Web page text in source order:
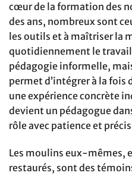
cœur de la formation des
des ans, nombreux sont
les outils et à maîtriser la
quotidiennement le travail
pédagogie informelle,
permet d’intégrer à la fois
une expérience concrète
devient un pédagogue
rôle avec patience et
Les moulins eux-mêmes,
restaurés, sont des